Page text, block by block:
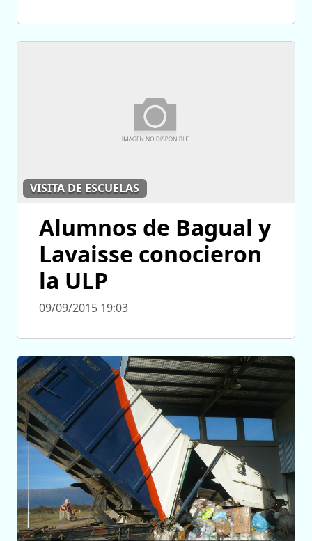
VISITA DE ESCUELAS
Alumnos de Bagual y
Lavaisse conocieron
la ULP
09/09/2015 19:03